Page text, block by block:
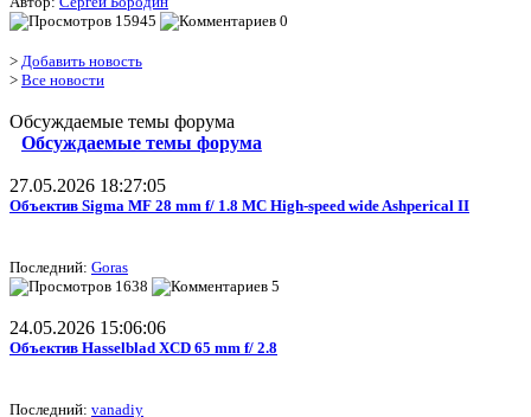
15945
0
> Добавить новость
> Все новости
Обсуждаемые темы форума
Обсуждаемые темы форума
27.05.2026 18:27:05
Объектив Sigma MF 28 mm f/ 1.8 MC High-speed wide Ashperical II
Последний: Goras
1638
5
24.05.2026 15:06:06
Объектив Hasselblad XCD 65 mm f/ 2.8
Последний: vanadiy